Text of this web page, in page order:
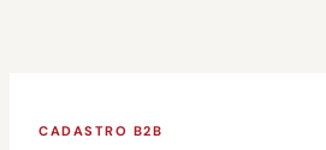
CADASTRO B2B